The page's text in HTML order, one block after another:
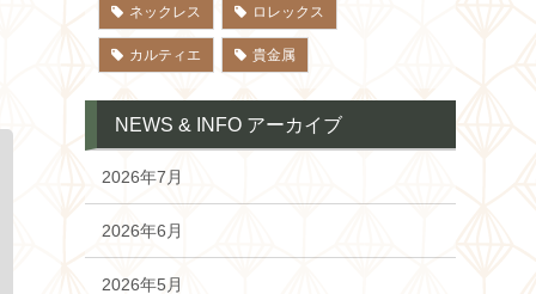
ネックレス ロレックス
カルティエ 貴金属
NEWS & INFO アーカイブ
2026年7月
2026年6月
2026年5月